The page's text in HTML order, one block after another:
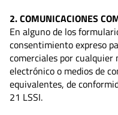
2. COMUNICACIONES
En alguno de los
consentimiento expreso
comerciales por
electrónico o medios de
equivalentes, de
21 LSSI.